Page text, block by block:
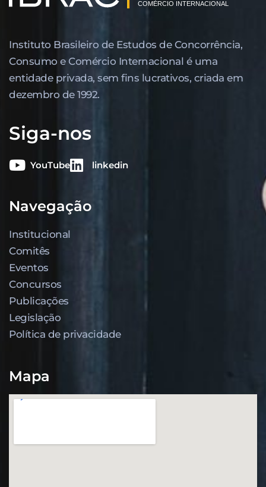
Instituto Brasileiro de Estudos de Concor­rência,
Consumo e Comércio Internacional é uma
entidade privada, sem fins lucrativos, criada em
dezembro de 1992.
Siga-nos
YouTube linkedin
Navegação
Institucional
Comitês
Eventos
Concursos
Publicações
Legislação
Política de privacidade
Mapa